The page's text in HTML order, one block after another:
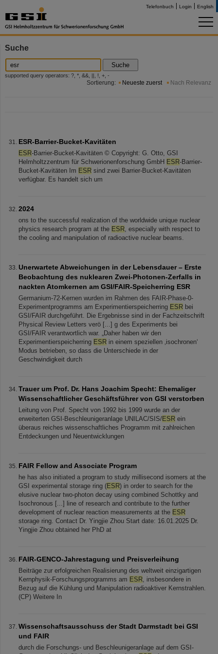
Telefonbuch Login English
Suche
Suche
supported query operators: ?, *, &&, ||, !, +, -
Sortierung: Neueste zuerst Nach Relevanz
ESR-Barrier-Bucket-Kavitäten
ESR-Barrier-Bucket-Kavitäten © Copyright: G. Otto, GSI
Helmholtzzentrum für Schwerionenforschung GmbH ESR-Barrier-
Bucket-Kavitäten Im ESR sind zwei Barrier-Bucket-Kavitäten
verfügbar. Es handelt sich um
2024
ons to the successful realization of the worldwide unique nuclear
physics research program at the ESR, especially with respect to
the cooling and manipulation of radioactive nuclear beams.
Unerwartete Abweichungen in der Lebensdauer – Erste
Beobachtung des nuklearen Zwei-Photonen-Zerfalls in
nackten Atomkernen am GSI/FAIR-Speicherring ESR
Germanium-72-Kernen wurden im Rahmen des FAIR-Phase-0-
Experimentprogramms am Experimentierspeicherring ESR bei
GSI/FAIR durchgeführt. Die Ergebnisse sind in der Fachzeitschrift
Physical Review Letters verö [...] g des Experiments bei
GSI/FAIR verantwortlich war. „Daher haben wir den
Experimentierspeicherring ESR in einem speziellen ‚isochronen‘
Modus betrieben, so dass die Unterschiede in der
Geschwindigkeit durch
Trauer um Prof. Dr. Hans Joachim Specht: Ehemaliger
Wissenschaftlicher Geschäftsführer von GSI verstorben
Leitung von Prof. Specht von 1992 bis 1999 wurde an der
erweiterten GSI-Beschleunigeranlage UNILAC/SIS/ESR ein
überaus reiches wissenschaftliches Programm mit zahlreichen
Entdeckungen und Neuentwicklungen
FAIR Fellow and Associate Program
he has also initiated a program to study millisecond isomers at the
GSI experimental storage ring (ESR) in order to search for the
elusive nuclear two-photon decay using combined Schottky and
Isochronous [...] line of research and contribute to the further
development of nuclear reaction measurements at the ESR
storage ring. Contact Dr. Yingjie Zhou Start date: 16.01.2025 Dr.
Yingjie Zhou obtained her PhD at
FAIR-GENCO-Jahrestagung und Preisverleihung
Beiträge zur erfolgreichen Realisierung des weltweit einzigartigen
Kernphysik-Forschungsprogramms am ESR, insbesondere in
Bezug auf die Kühlung und Manipulation radioaktiver Kernstrahlen.
(CP) Weitere In
Wissenschaftsausschuss der Stadt Darmstadt bei GSI
und FAIR
durch die Forschungs- und Beschleunigeranlage auf dem GSI-